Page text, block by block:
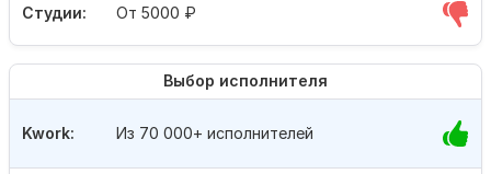
Студии: От 5000 ₽
Выбор исполнителя
Kwork: Из 70 000+ исполнителей